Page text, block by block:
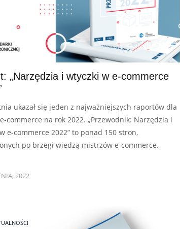
„Narzędzia i wtyczki w e-commerce
ukazał się jeden z najważniejszych raportów dla
commerce na rok 2022. „Przewodnik: Narzędzia i
e-commerce 2022” to ponad 150 stron,
po brzegi wiedzą mistrzów e-commerce.
2022